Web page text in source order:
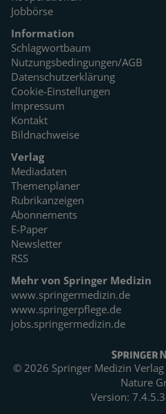
Jobbörse
Information
Schlagwortbaum
Nutzungsbedingungen/AGB
Datenschutzerklärung
Cookie-Einstellungen
Impressum
Kontakt
Bildnachweise
Verlag
Mediadaten
Themenplaner
Rubrikanzeigen
Abonnements
E-Paper
Newsletter
RSS
Mehr von Springer Medizin
www.springermedizin.de
www.springerpflege.de
jobs.springermedizin.de
© 2026 Springer Medizin
Nature
Version: